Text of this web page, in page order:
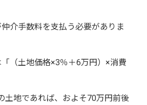
介手数料を支払う必要がありま
（土地価格×3％＋6万円）×消費
土地であれば、およそ70万円前後